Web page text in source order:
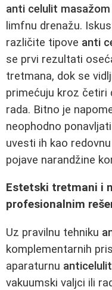
anti celulit masažom
limfnu drenažu.
različite tipove anti
se prvi rezultati
tretmana, dok se
primećuju kroz četiri
rada. Bitno je
neophodno
uvesti ih kao
pojave narandžine
Estetski tretmani i
profesionalnim
Uz pravilnu tehniku
komplementarnih
aparaturnu
vakuumski valjci ili